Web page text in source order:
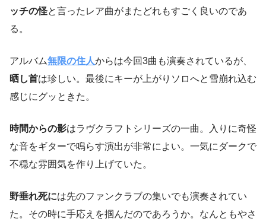
ッチの怪と言ったレア曲がまたどれもすごく良いのであ
る。
アルバム無限の住人からは今回3曲も演奏されているが、
晒し首は珍しい。最後にキーが上がりソロへと雪崩れ込む
感じにグッときた。
時間からの影はラヴクラフトシリーズの一曲。入りに奇怪
な音をギターで鳴らす演出が非常によい。一気にダークで
不穏な雰囲気を作り上げていた。
野垂れ死には先のファンクラブの集いでも演奏されてい
た。その時に手応えを掴んだのであろうか。なんともやさ